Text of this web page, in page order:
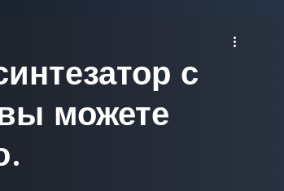
с
можете